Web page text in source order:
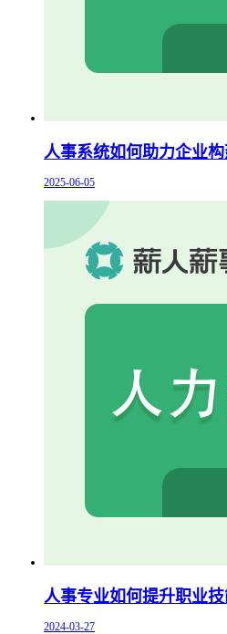
人事系统如何助力企业构
2025-06-05
人事专业如何提升职业
2024-03-27